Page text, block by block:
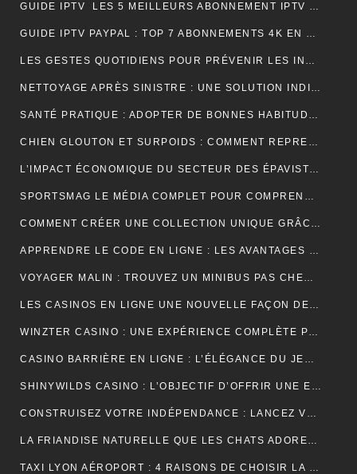
GUIDE IPTV LES 5 MEILLEURS ABONNEMENT IPTV FRANÇAIS 4K
GUIDE IPTV PAYPAL : TOP 7 ABONNEMENTS 4K EN FRANCE
LES GESTES QUOTIDIENS POUR PRÉVENIR LES INFECTIONS CHEZ LES VOLAILLES
NETTOYAGE APRÈS SINISTRE : UNE SOLUTION INDISPENSABLE POUR RETROUVER DES ESPACES SÛRS ET SALUBRES
SANTÉ PRATIQUE : ADOPTER DE BONNES HABITUDES AU QUOTIDIEN
CHIEN GLOUTON ET SURPOIDS : COMMENT REPRENDRE LE CONTRÔLE DES PORTIONS ?
L’IMPACT ÉCONOMIQUE DU SECTEUR DES ÉPAVISTES EN FRANCE
SPORTSMAG LE MÉDIA COMPLET POUR COMPRENDRE LE SPORT LA NUTRITION ET LA PERFORMANCE
COMMENT CRÉER UNE COLLECTION UNIQUE GRÂCE À UN GROSSISTE DE VÊTEMENTS PERSONNALISÉS
APPRENDRE LE CODE EN LIGNE : LES AVANTAGES D’UNE FORMATION ENTIÈREMENT NUMÉRIQUE
VOYAGER MALIN : TROUVEZ UN MINIBUS PAS CHER POUR VOS DÉPLACEMENTS EN GROUPE
LES CASINOS EN LIGNE UNE NOUVELLE FAÇON DE VIVRE LE JEU
WINZTER CASINO : UNE EXPÉRIENCE COMPLÈTE POUR LES AMATEURS DE JEUX EN LIGNE
CASINO BARRIÈRE EN LIGNE : L’ÉLÉGANCE DU JEU NUMÉRIQUE AU SERVICE DES JOUEURS MODERNES
SHINYWILDS CASINO : L’OBJECTIF D’OFFRIR UNE EXPÉRIENCE DE JEU EXCEPTIONNELLE ET SÉCURISÉE
CONSTRUISEZ VOTRE INDÉPENDANCE : LANCEZ VOTRE ACTIVITÉ DE MARCHAND DE BIENS OU AGENT IMMOBILIER
LA FRIANDISE NATURELLE QUE LES CHATS ADORENT : AVANTAGES ET CONSEILS
TAXI LYON AÉROPORT : 4 RAISONS DE CHOISIR LA FIABILITÉ ET LE CONFORT POUR VOS TRAJETS